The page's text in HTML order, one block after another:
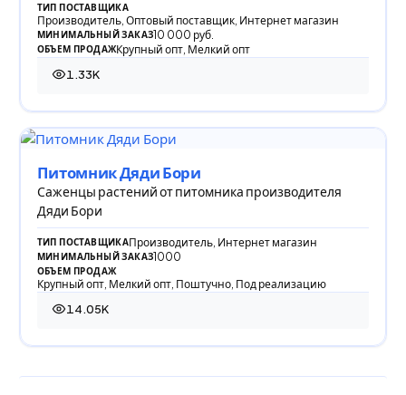
ТИП ПОСТАВЩИКА
Производитель, Оптовый поставщик, Интернет магазин
МИНИМАЛЬНЫЙ ЗАКАЗ10 000 руб.
ОБЪЕМ ПРОДАЖКрупный опт, Мелкий опт
1.33K
1 332 просмотра
Питомник Дяди Бори
Саженцы растений от питомника производителя
Дяди Бори
ТИП ПОСТАВЩИКАПроизводитель, Интернет магазин
МИНИМАЛЬНЫЙ ЗАКАЗ1000
ОБЪЕМ ПРОДАЖ
Крупный опт, Мелкий опт, Поштучно, Под реализацию
14.05K
14 045 просмотров